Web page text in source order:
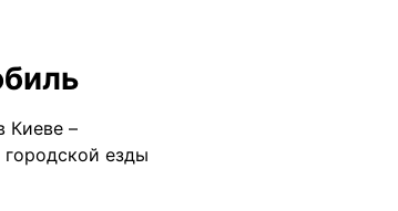
Киеве –
езды